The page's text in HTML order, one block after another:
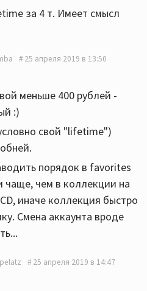
за 4 т. Имеет смысл
25 апреля 2019 в 13:50
меньше 400 рублей -
:)
свой "lifetime")
порядок в favorites
чаще, чем в коллекции на
иначе коллекция быстро
Смена аккаунта вроде
25 апреля 2019 в 14:47